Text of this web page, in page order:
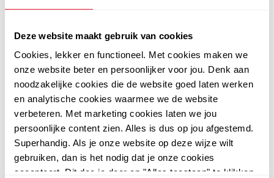
Deze website maakt gebruik van cookies
Cookies, lekker en functioneel. Met cookies maken we
onze website beter en persoonlijker voor jou. Denk aan
noodzakelijke cookies die de website goed laten werken
en analytische cookies waarmee we de website
verbeteren. Met marketing cookies laten we jou
persoonlijke content zien. Alles is dus op jou afgestemd.
Superhandig. Als je onze website op deze wijze wilt
gebruiken, dan is het nodig dat je onze cookies
accepteert. Dit doe je door op "Alles toestaan" te klikken.